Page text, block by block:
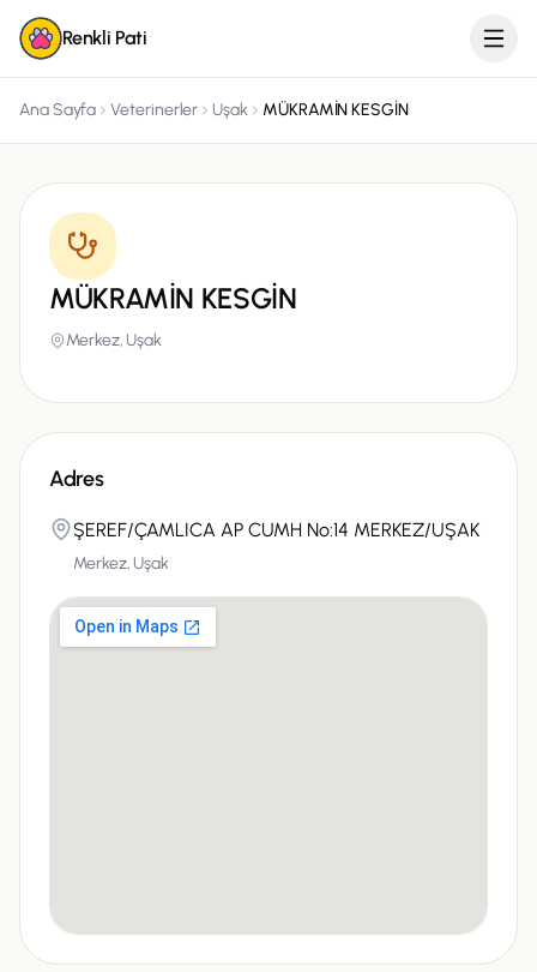
Renkli Pati
Ana Sayfa Veterinerler Uşak MÜKRAMİN KESGİN
MÜKRAMİN KESGİN
Merkez, Uşak
Adres
ŞEREF/ÇAMLICA AP CUMH No:14 MERKEZ/UŞAK
Merkez, Uşak